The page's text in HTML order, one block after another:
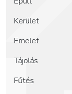
Kerület
Emelet
Tájolás
Fűtés